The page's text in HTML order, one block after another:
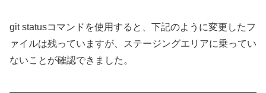
git statusコマンドを使用すると、下記のように変更したフ
ァイルは残っていますが、ステージングエリアに乗ってい
ないことが確認できました。